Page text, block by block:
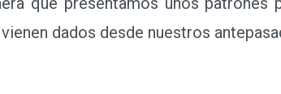
dados desde nuestros